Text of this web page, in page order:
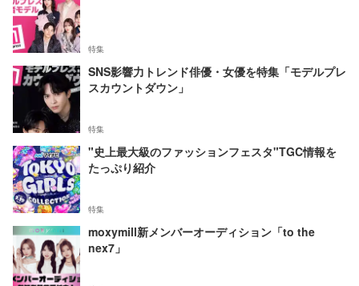
特集
SNS影響力トレンド俳優・女優を特集「モデルプレ
スカウントダウン」
特集
"史上最大級のファッションフェスタ"TGC情報を
たっぷり紹介
特集
moxymill新メンバーオーディション「to the
nex7」